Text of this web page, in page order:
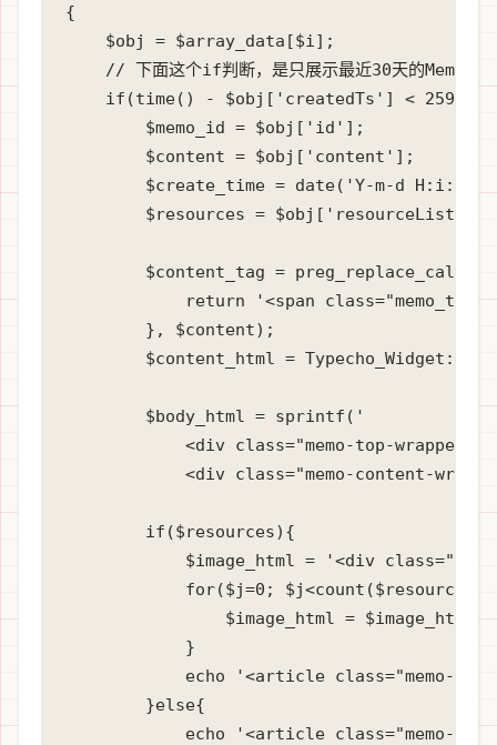
{
    $obj = $array_data[$i];
    // 下面这个if判断，是只展示最近30天的Memos
if(time() - $obj['createdTs'] <
        $memo_id = $obj['id'];
        $content = $obj['content'];
$create_time = date('Y-m-d
        $resources = $obj['resourceList'];
$content_tag =
return '<span
        }, $content);
$content_html =
        $body_html = sprintf('
<div class="memo-top-wrapper">
<div class="memo-content-
        if($resources){
$image_html = '<div
for($j=0;
$image_html =
            }
echo '<article class="memo-
        }else{
echo '<article class="memo-